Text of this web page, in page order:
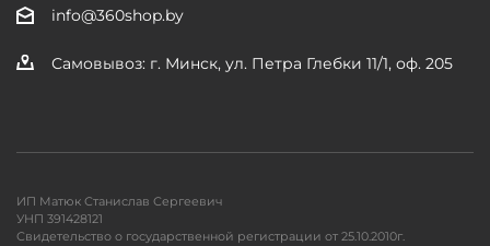
info@360shop.by
Самовывоз: г. Минск, ул. Петра Глебки 11/1, оф. 205
ИП Матюк Станислав Сергеевич
УНП 391428121
Свидетельство о государственной регистрации от 25.10.2010г.